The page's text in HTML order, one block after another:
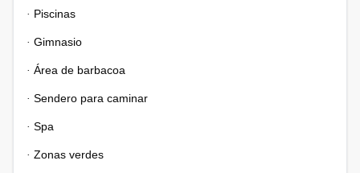
· Piscinas
· Gimnasio
· Área de barbacoa
· Sendero para caminar
· Spa
· Zonas verdes